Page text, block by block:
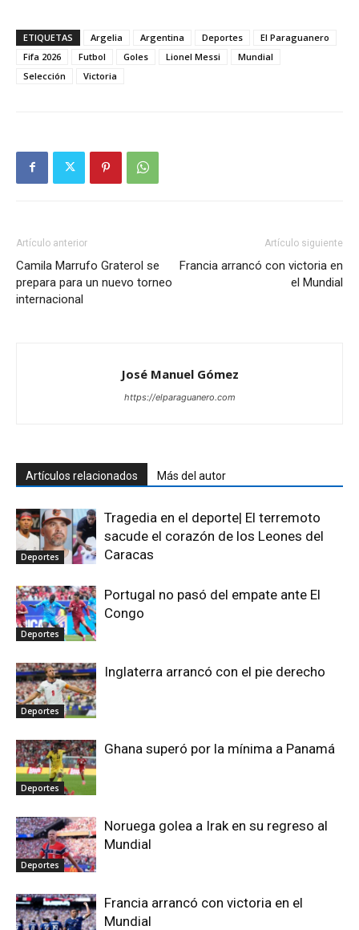
ETIQUETAS Argelia Argentina Deportes
El Paraguanero
Fifa 2026
Futbol Goles Lionel Messi
Mundial
Selección
Victoria
Artículo anterior
Camila Marrufo Graterol se
prepara para un nuevo torneo
internacional
Artículo siguiente
Francia arrancó con victoria en
el Mundial
José Manuel Gómez
https://elparaguanero.com
Artículos relacionados Más del autor
Deportes
Tragedia en el deporte| El terremoto
sacude el corazón de los Leones del
Caracas
Deportes
Portugal no pasó del empate ante El
Congo
Deportes
Inglaterra arrancó con el pie derecho
Deportes
Ghana superó por la mínima a Panamá
Deportes
Noruega golea a Irak en su regreso al
Mundial
Francia arrancó con victoria en el
Mundial